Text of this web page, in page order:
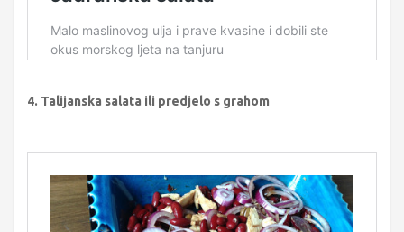
4. Talijanska salata ili predjelo s grahom